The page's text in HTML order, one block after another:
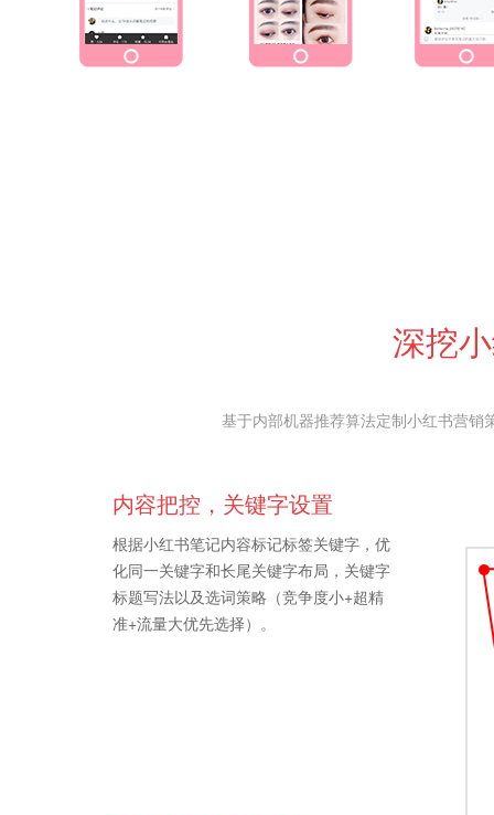
深挖
基于内部机器推荐算法定制小红书营销
内容把控，关键字设置
根据小红书笔记内容标记标签关键字，优
化同一关键字和长尾关键字布局，关键字
标题写法以及选词策略（竞争度小+超精
准+流量大优先选择）。